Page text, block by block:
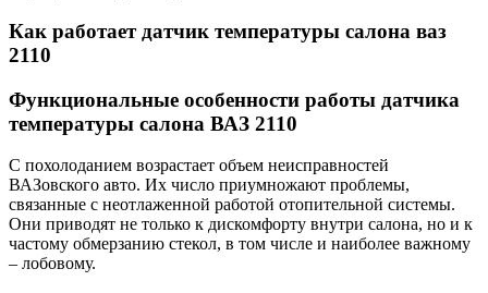
Как работает датчик температуры салона ваз
2110
Функциональные особенности работы датчика
температуры салона ВАЗ 2110
С похолоданием возрастает объем неисправностей
ВАЗовского авто. Их число приумножают проблемы,
связанные с неотлаженной работой отопительной системы.
Они приводят не только к дискомфорту внутри салона, но и к
частому обмерзанию стекол, в том числе и наиболее важному
– лобовому.